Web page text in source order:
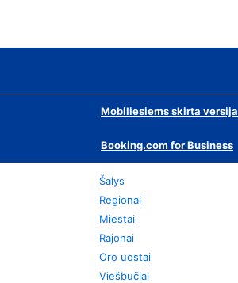
Mobiliesiems skirta versija
Booking.com for Business
Šalys
Regionai
Miestai
Rajonai
Oro uostai
Viešbučiai